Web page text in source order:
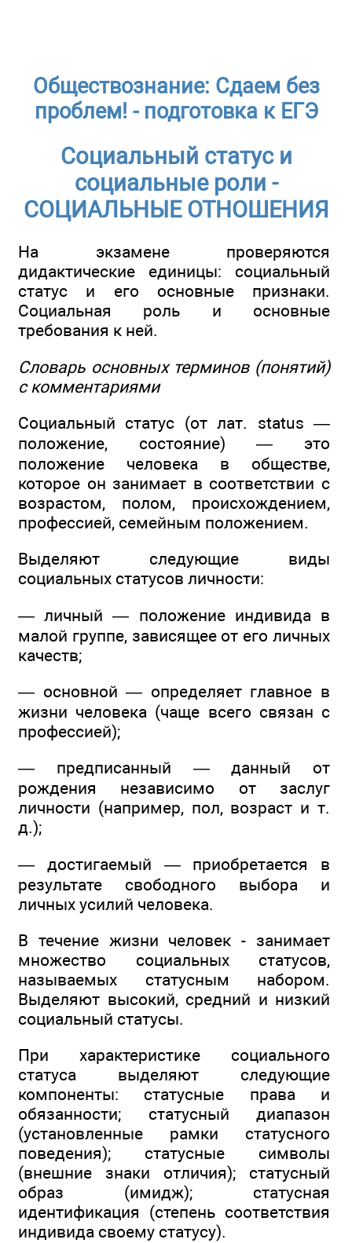
Обществознание: Сдаем без
проблем! - подготовка к ЕГЭ
Социальный статус и
социальные роли -
СОЦИАЛЬНЫЕ ОТНОШЕНИЯ
На экзамене проверяются
дидактические единицы: социальный
статус и его основные признаки.
Социальная роль и основные
требования к ней.
Словарь основных терминов (понятий)
с комментариями
Социальный статус (от лат. status —
положение, состояние) — это
положение человека в обществе,
которое он занимает в соответствии с
возрастом, полом, происхождением,
профессией, семейным положением.
Выделяют следующие виды
социальных статусов личности:
— личный — положение индивида в
малой группе, зависящее от его личных
качеств;
— основной — определяет главное в
жизни человека (чаще всего связан с
профессией);
— предписанный — данный от
рождения независимо от заслуг
личности (например, пол, возраст и т.
д.);
— достигаемый — приобретается в
результате свободного выбора и
личных усилий человека.
В течение жизни человек - занимает
множество социальных статусов,
называемых статусным набором.
Выделяют высокий, средний и низкий
социальный статусы.
При характеристике социального
статуса выделяют следующие
компоненты: статусные права и
обязанности; статусный диапазон
(установленные рамки статусного
поведения); статусные символы
(внешние знаки отличия); статусный
образ (имидж); статусная
идентификация (степень соответствия
индивида своему статусу).